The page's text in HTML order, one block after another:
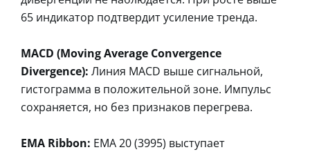
65 индикатор подтвердит усиление тренда.
MACD (Moving Average Convergence
Divergence): Линия MACD выше сигнальной,
гистограмма в положительной зоне. Импульс
сохраняется, но без признаков перегрева.
EMA Ribbon: EMA 20 (3995) выступает